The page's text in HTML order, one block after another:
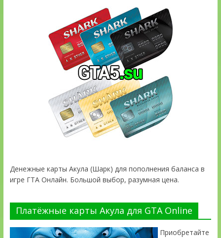
Денежные карты Акула (Шарк) для пополнения баланса в
игре ГТА Онлайн. Большой выбор, разумная цена.
Платёжные карты Акула для GTA Online
Приобретайте